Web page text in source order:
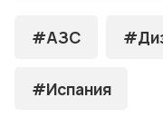
#АЗС
#Испания